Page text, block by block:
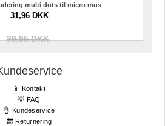
multi dots til micro mus
31,96 DKK
39,95 DKK
📱 Kontakt
💡 FAQ
👌 Kundeservice
🔙 Returnering